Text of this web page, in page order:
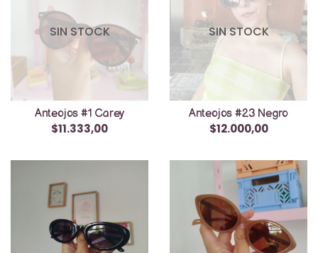
SIN STOCK
Anteojos #1 Carey
$11.333,00
SIN STOCK
Anteojos #23 Negro
$12.000,00